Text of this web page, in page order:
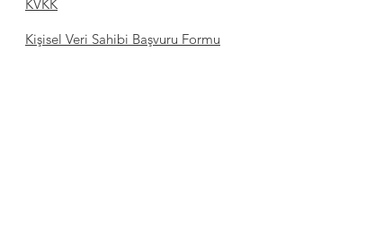
KVKK
Kişisel Veri Sahibi Başvuru Formu